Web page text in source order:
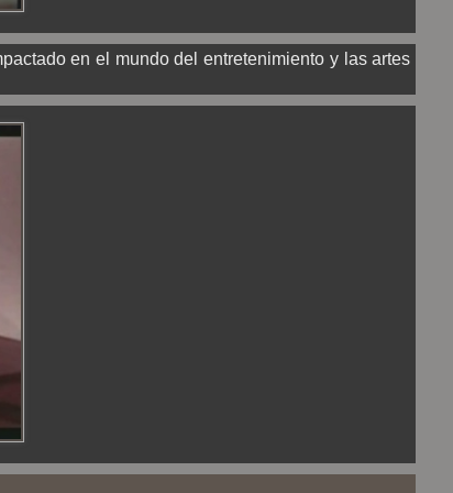
en el mundo del entretenimiento y las artes